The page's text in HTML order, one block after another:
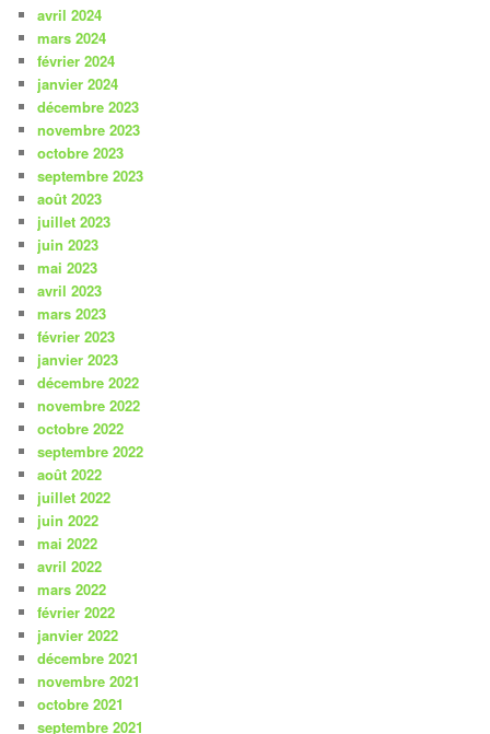
avril 2024
mars 2024
février 2024
janvier 2024
décembre 2023
novembre 2023
octobre 2023
septembre 2023
août 2023
juillet 2023
juin 2023
mai 2023
avril 2023
mars 2023
février 2023
janvier 2023
décembre 2022
novembre 2022
octobre 2022
septembre 2022
août 2022
juillet 2022
juin 2022
mai 2022
avril 2022
mars 2022
février 2022
janvier 2022
décembre 2021
novembre 2021
octobre 2021
septembre 2021